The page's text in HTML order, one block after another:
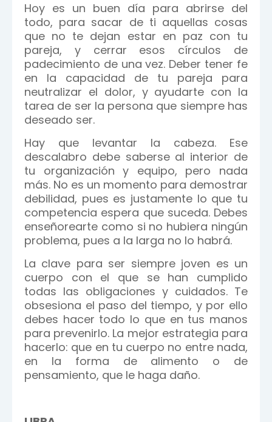
Hoy es un buen día para abrirse del
todo, para sacar de ti aquellas cosas
que no te dejan estar en paz con tu
pareja, y cerrar esos círculos de
padecimiento de una vez. Deber tener fe
en la capacidad de tu pareja para
neutralizar el dolor, y ayudarte con la
tarea de ser la persona que siempre has
deseado ser.
Hay que levantar la cabeza. Ese
descalabro debe saberse al interior de
tu organización y equipo, pero nada
más. No es un momento para demostrar
debilidad, pues es justamente lo que tu
competencia espera que suceda. Debes
enseñorearte como si no hubiera ningún
problema, pues a la larga no lo habrá.
La clave para ser siempre joven es un
cuerpo con el que se han cumplido
todas las obligaciones y cuidados. Te
obsesiona el paso del tiempo, y por ello
debes hacer todo lo que en tus manos
para prevenirlo. La mejor estrategia para
hacerlo: que en tu cuerpo no entre nada,
en la forma de alimento o de
pensamiento, que le haga daño.